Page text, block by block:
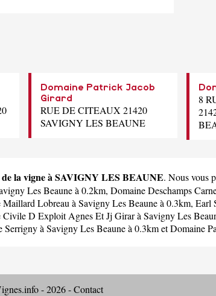
Domaine Patrick Jacob
Girard
RUE DE CITEAUX 21420
SAVIGNY LES BEAUNE
8
la vigne à SAVIGNY LES BEAUNE. Nous vous
Les Beaune à 0.2km, Domaine Deschamps
Maillard Lobreauà Savigny Les Beaune à 0.3km, Earl
Civile D Exploit Agnes Et Jj Girarà Savigny Les
Serrignyà Savigny Les Beaune à 0.3km etDomaine
- 2026 -Contact